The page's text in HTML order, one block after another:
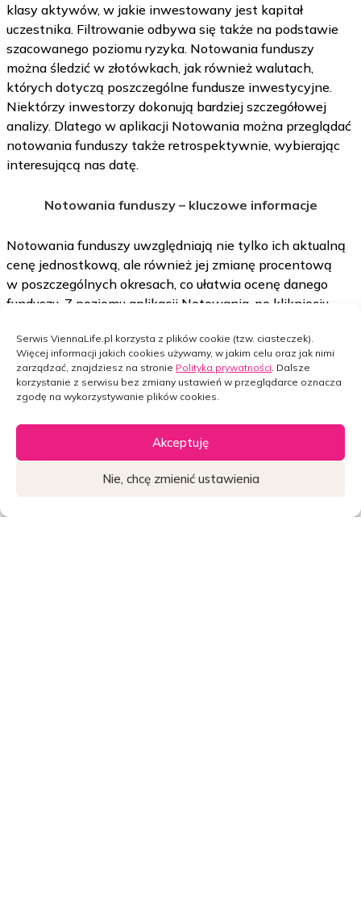
Serwis ViennaLife.pl korzysta z plików cookie (tzw. ciasteczek).
Więcej informacji jakich cookies używamy, w jakim celu oraz jak nimi
zarządzać, znajdziesz na stronie Polityka prywatności. Dalsze
korzystanie z serwisu bez zmiany ustawień w przeglądarce oznacza
zgodę na wykorzystywanie plików cookies.
Akceptuję
Nie, chcę zmienić ustawienia
klasy aktywów, w jakie inwestowany jest kapitał
uczestnika. Filtrowanie odbywa się także na podstawie
szacowanego poziomu ryzyka. Notowania funduszy
można śledzić w złotówkach, jak również walutach,
których dotyczą poszczególne fundusze inwestycyjne.
Niektórzy inwestorzy dokonują bardziej szczegółowej
analizy. Dlatego w aplikacji Notowania można przeglądać
notowania funduszy także retrospektywnie, wybierając
interesującą nas datę.
Notowania funduszy – kluczowe informacje
Notowania funduszy uwzględniają nie tylko ich aktualną
cenę jednostkową, ale również jej zmianę procentową
w poszczególnych okresach, co ułatwia ocenę danego
funduszu. Z poziomu aplikacji Notowania, po kliknięciu
funduszu i najważniejszymi informacjami na temat
strategii inwestowania oraz firmy zarządzającej
funduszem. Notowania funduszy przedstawione
w szczegółowy i wygodny sposób dają naszym klientom